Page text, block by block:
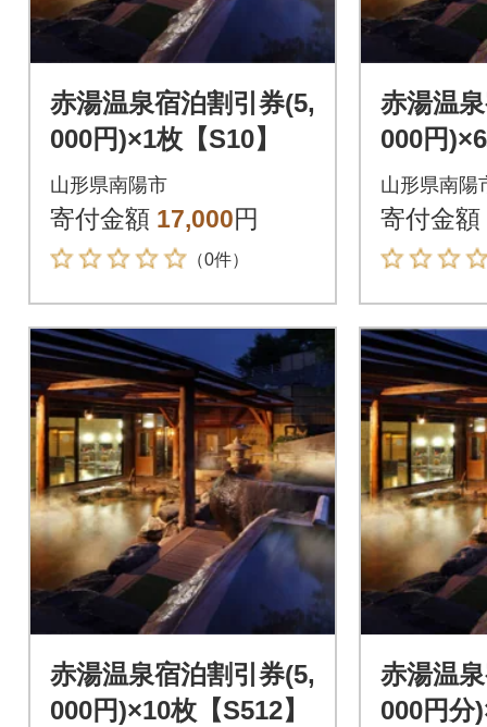
赤湯温泉宿泊割引券(5,
000円)×1枚【S10】
山形県南陽市
寄付金額 17,000円
（0件）
赤湯温
000円
山形県南陽
寄付金額
赤湯温泉宿泊割引券(5,
000円)×10枚【S512】
赤湯温
000円分